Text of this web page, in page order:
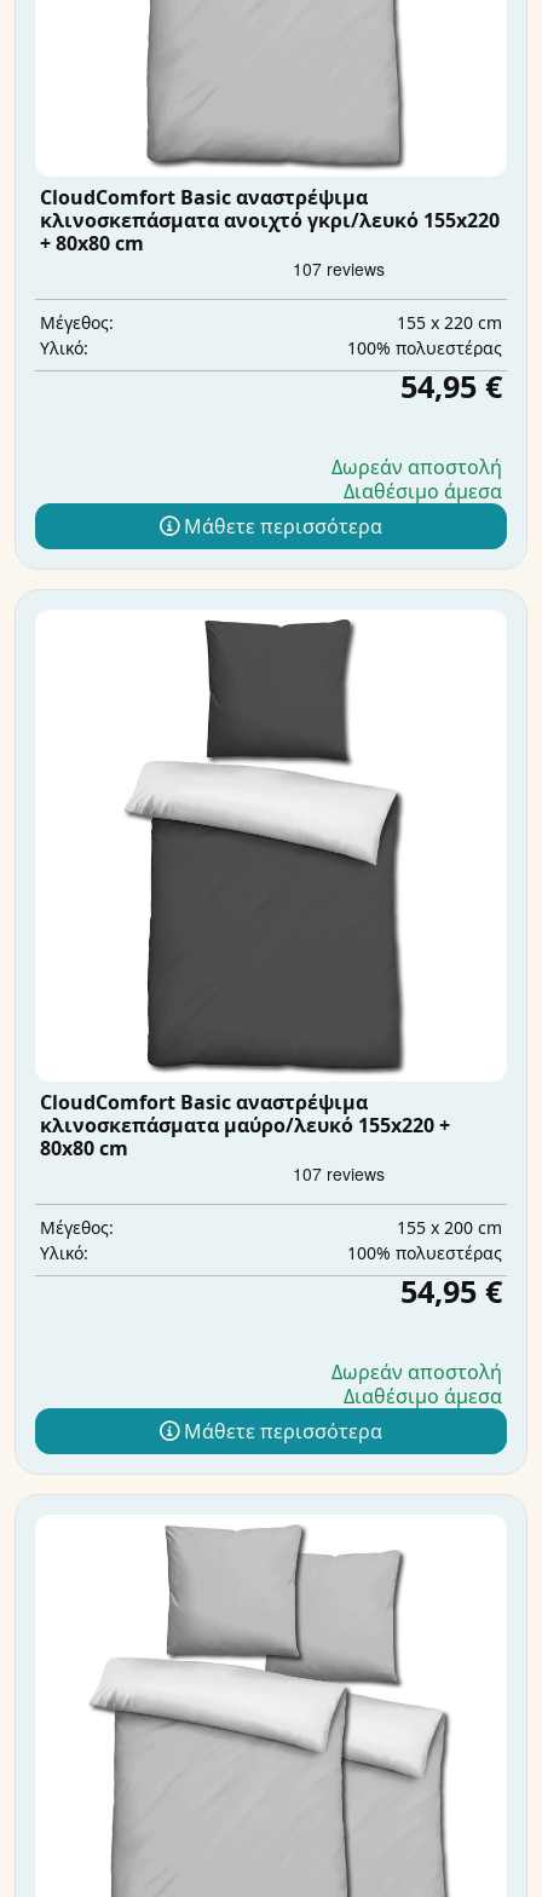
CloudComfort Basic αναστρέψιμα
κλινοσκεπάσματα ανοιχτό γκρι/λευκό 155x220
+ 80x80 cm
Μέγεθος:
155 x 220 cm
Υλικό:
100% πολυεστέρας
54,95 €
Δωρεάν αποστολή
Διαθέσιμο άμεσα
Μάθετε περισσότερα
CloudComfort Basic αναστρέψιμα
κλινοσκεπάσματα μαύρο/λευκό 155x220 +
80x80 cm
Μέγεθος:
155 x 200 cm
Υλικό:
100% πολυεστέρας
54,95 €
Δωρεάν αποστολή
Διαθέσιμο άμεσα
Μάθετε περισσότερα